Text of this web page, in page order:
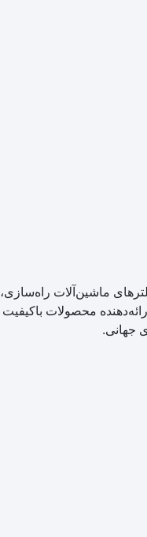
ماشین‌آلات راه‌سازی،
محصولات باکیفیت
جهانی.